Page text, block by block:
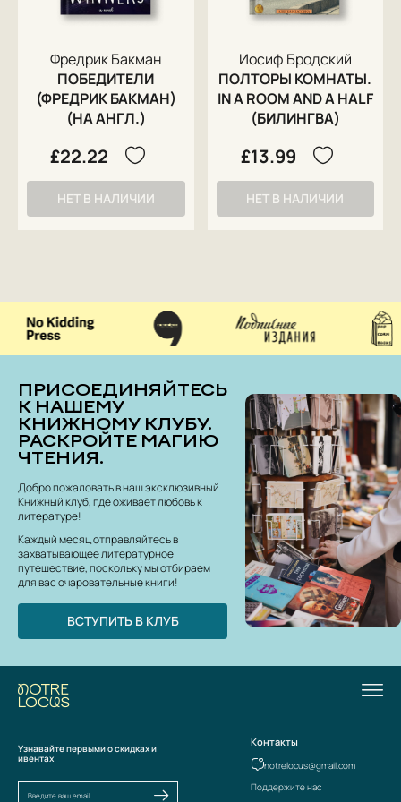
Фредрик Бакман
ПОБЕДИТЕЛИ
(ФРЕДРИК БАКМАН)
(НА АНГЛ.)
£22.22
НЕТ В НАЛИЧИИ
Иосиф Бродский
ПОЛТОРЫ КОМНАТЫ.
IN A ROOM AND A HALF
(БИЛИНГВА)
£13.99
НЕТ В НАЛИЧИИ
ПРИСОЕДИНЯЙТЕСЬ
К НАШЕМУ
КНИЖНОМУ КЛУБУ.
РАСКРОЙТЕ МАГИЮ
ЧТЕНИЯ.
Добро пожаловать в наш эксклюзивный
Книжный клуб, где оживает любовь к
литературе!
Каждый месяц отправляйтесь в
захватывающее литературное
путешествие, поскольку мы отбираем
для вас очаровательные книги!
ВСТУПИТЬ В КЛУБ
Узнавайте первыми о скидках и
ивентах
Контакты
notrelocus@gmail.com
Поддержите нас